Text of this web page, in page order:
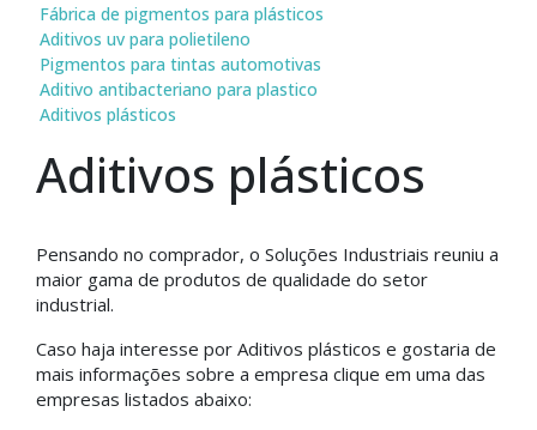
Fábrica de pigmentos para plásticos
Aditivos uv para polietileno
Pigmentos para tintas automotivas
Aditivo antibacteriano para plastico
Aditivos plásticos
Aditivos plásticos
Pensando no comprador, o Soluções Industriais reuniu a
maior gama de produtos de qualidade do setor
industrial.
Caso haja interesse por Aditivos plásticos e gostaria de
mais informações sobre a empresa clique em uma das
empresas listados abaixo: